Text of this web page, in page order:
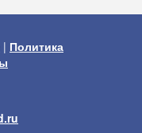
| Политика